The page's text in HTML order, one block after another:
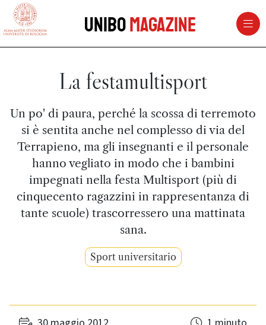
vai al contenuto della pagina
UniboMagazine
La festamultisport
Un po' di paura, perché la scossa di terremoto
si è sentita anche nel complesso di via del
Terrapieno, ma gli insegnanti e il personale
hanno vegliato in modo che i bambini
impegnati nella festa Multisport (più di
cinquecento ragazzini in rappresentanza di
tante scuole) trascorressero una mattinata
sana.
Sport universitario